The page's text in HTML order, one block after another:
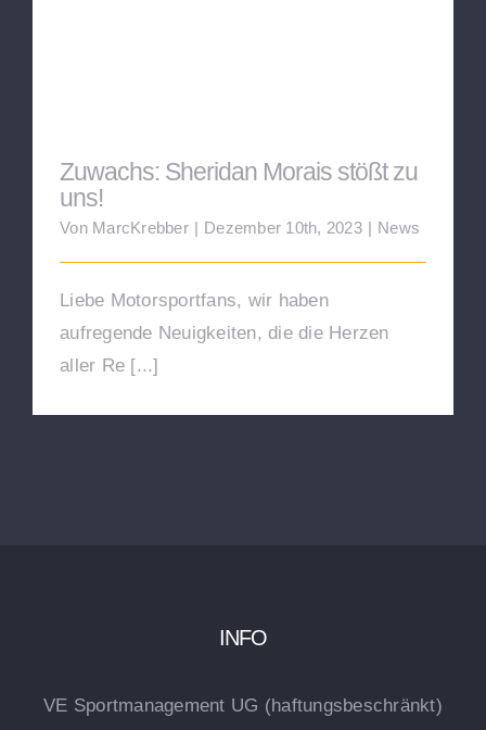
Zuwachs: Sheridan Morais stößt zu
uns!
Von MarcKrebber | Dezember 10th, 2023 | News
Liebe Motorsportfans, wir haben
aufregende Neuigkeiten, die die Herzen
aller Re [...]
INFO
VE Sportmanagement UG (haftungsbeschränkt)